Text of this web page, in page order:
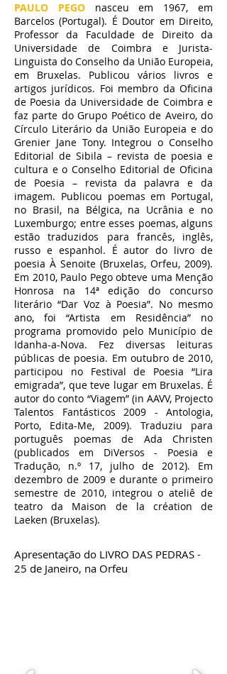
PAULO PEGOnasceu em 1967, em
Barcelos (Portugal). É Doutor em Direito,
Professor da Faculdade de Direito da
Universidade de Coimbra e Jurista-
Linguista do Conselho da União Europeia,
em Bruxelas. Publicou vários livros e
artigos jurídicos. Foi membro da Oficina
de Poesia da Universidade de Coimbra e
faz parte do Grupo Poético de Aveiro, do
Círculo Literário da União Europeia e do
Grenier Jane Tony. Integrou o Conselho
Editorial de Sibila – revista de poesia e
cultura e o Conselho Editorial de Oficina
de Poesia – revista da palavra e da
imagem. Publicou poemas em Portugal,
no Brasil, na Bélgica, na Ucrânia e no
Luxemburgo; entre esses poemas, alguns
estão traduzidos para francês, inglês,
russo e espanhol. É autor do livro de
poesia À Senoite (Bruxelas, Orfeu, 2009).
Em 2010, Paulo Pego obteve uma Menção
Honrosa na 14ª edição do concurso
literário “Dar Voz à Poesia”. No mesmo
ano, foi “Artista em Residência” no
programa promovido pelo Município de
Idanha-a-Nova. Fez diversas leituras
públicas de poesia. Em outubro de 2010,
participou no Festival de Poesia “Lira
emigrada”, que teve lugar em Bruxelas. É
autor do conto “Viagem” (in AAVV, Projecto
Talentos Fantásticos 2009 - Antologia,
Porto, Edita-Me, 2009). Traduziu para
português poemas de Ada Christen
(publicados em DiVersos - Poesia e
Tradução, n.º 17, julho de 2012). Em
dezembro de 2009 e durante o primeiro
semestre de 2010, integrou o ateliê de
teatro da Maison de la création de
Laeken (Bruxelas).
Apresentação do LIVRO DAS PEDRAS -
25 de Janeiro, na Orfeu